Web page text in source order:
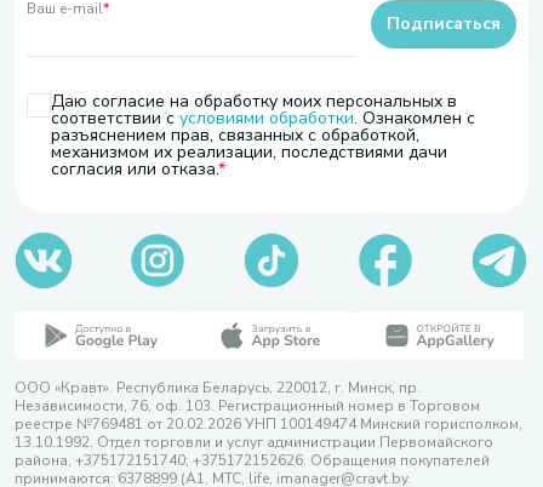
Ваш e-mail*
Даю согласие на обработку моих персональных в
соответствии с условиями обработки. Ознакомлен с
разъяснением прав, связанных с обработкой,
механизмом их реализации, последствиями дачи
согласия или отказа.
Подписаться
ООО «Кравт». Республика Беларусь, 220012, г. Минск, пр.
Независимости, 76, оф. 103. Регистрационный номер в Торговом
реестре №769481 от 20.02.2026 УНП 100149474 Минский горисполком,
13.10.1992. Отдел торговли и услуг администрации Первомайского
района, +375172151740; +375172152626. Обращения покупателей
принимаются: 6378899 (А1, МТС, life, imanager@cravt.by.